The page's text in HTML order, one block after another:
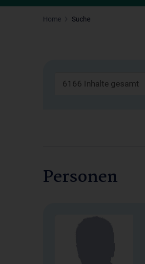
Home Suche
6166 Inhalte gesamt
Personen